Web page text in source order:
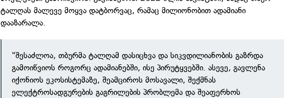
ტალღას მალევე მოყვა დატბორვაც, რამაც მილიონობით ადამიანი
დააზარალა.
"შესაძლოა, თბურმა ტალღამ დასიცხვა და სიკვდილიანობის გაზრდა
გამოიწვიოს როგორც ადამიანებში, ისე პირუტყვებში. ასევე, გავლენა
იქონიოს ეკოსისტემაზე, შეამციროს მოსავალი, შექმნას
ელექტროსადგურების გაგრილების პრობლემა და შეაფერხოს